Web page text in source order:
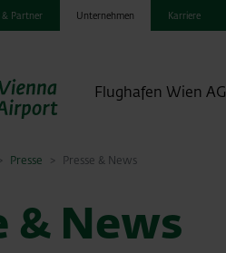
& Partner Unternehmen Karriere
Flughafen Wien AG
Presse Presse & News
& News